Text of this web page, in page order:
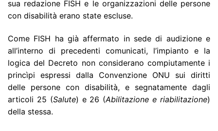
sua redazione FISH e le organizzazioni delle persone
con disabilità erano state escluse.
Come FISH ha già affermato in sede di audizione e
all’interno di precedenti comunicati, l’impianto e la
logica del Decreto non considerano compiutamente i
princìpi espressi dalla Convenzione ONU sui diritti
delle persone con disabilità, e segnatamente dagli
articoli 25 (Salute) e 26 (Abilitazione e riabilitazione)
della stessa.